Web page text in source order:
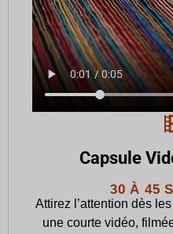
Capsule
30 À 45
Attirez l’attention dès
une courte vidéo,